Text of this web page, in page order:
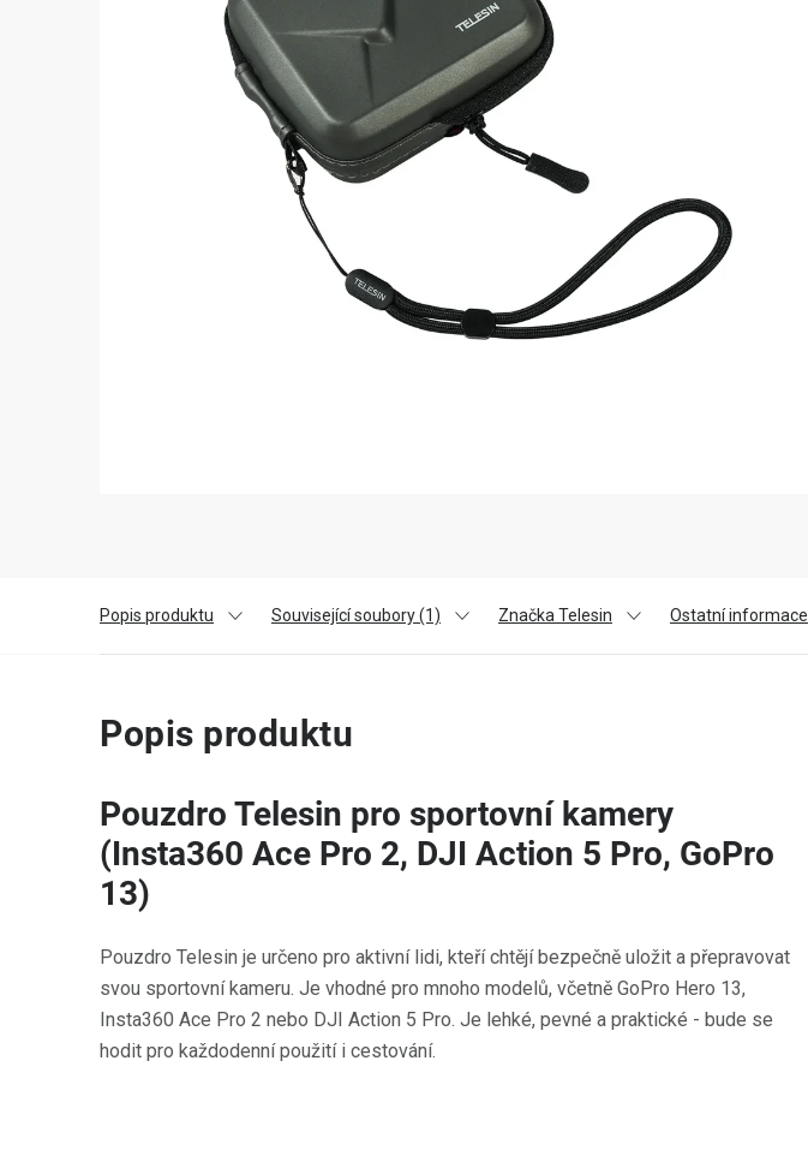
Popis produktu Související soubory (1) Značka Telesin Ostatní informace
Popis produktu
Pouzdro Telesin pro sportovní kamery
(Insta360 Ace Pro 2, DJI Action 5 Pro, GoPro
13)
Pouzdro Telesin je určeno pro aktivní lidi, kteří chtějí bezpečně uložit a přepravovat
svou sportovní kameru. Je vhodné pro mnoho modelů, včetně GoPro Hero 13,
Insta360 Ace Pro 2 nebo DJI Action 5 Pro. Je lehké, pevné a praktické - bude se
hodit pro každodenní použití i cestování.